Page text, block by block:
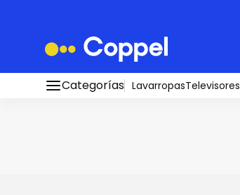
Promociones Bancarias
Conocé todos nuestros medios de pago
Categorías LavarropasTelevisores